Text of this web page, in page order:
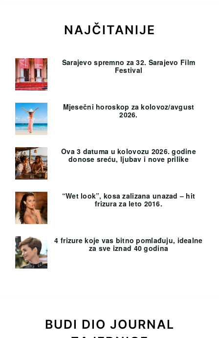
NAJČITANIJE
Sarajevo spremno za 32. Sarajevo Film
Festival
Mjesečni horoskop za kolovoz/avgust
2026.
Ova 3 datuma u kolovozu 2026. godine
donose sreću, ljubav i nove prilike
“Wet look”, kosa zalizana unazad – hit
frizura za leto 2016.
4 frizure koje vas bitno pomlađuju, idealne
za sve iznad 40 godina
BUDI DIO JOURNAL